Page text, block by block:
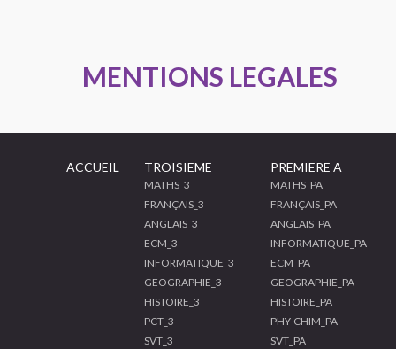
MENTIONS LEGALES
ACCUEIL TROISIEME
MATHS_3
FRANÇAIS_3
ANGLAIS_3
ECM_3
INFORMATIQUE_3
GEOGRAPHIE_3
HISTOIRE_3
PCT_3
SVT_3
PREMIERE A
MATHS_PA
FRANÇAIS_PA
ANGLAIS_PA
INFORMATIQUE_PA
ECM_PA
GEOGRAPHIE_PA
HISTOIRE_PA
PHY-CHIM_PA
SVT_PA